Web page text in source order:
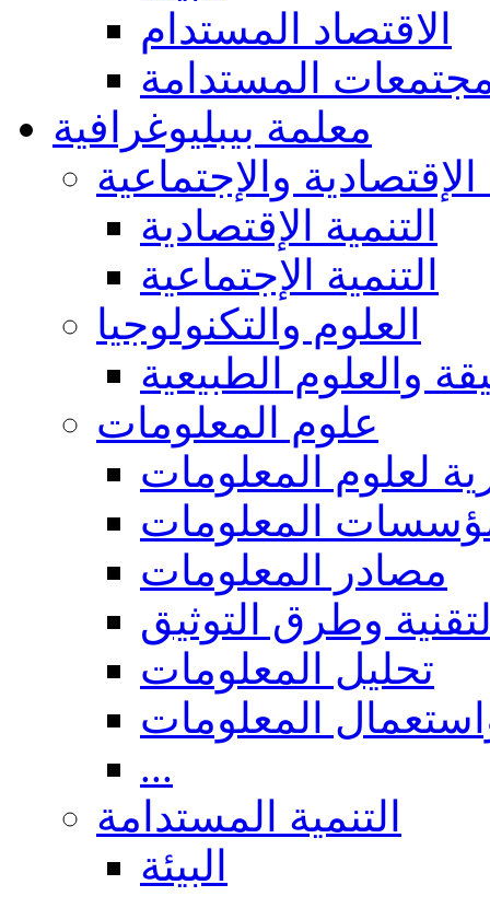
الاقتصاد المستدام
المستدامة
معلمة بيبليوغرافية
الإقتصادية والإجتماعية
التنمية الإقتصادية
التنمية الإجتماعية
العلوم والتكنولوجيا
والعلوم الطبيعية
علوم المعلومات
لعلوم المعلومات
المعلومات
مصادر المعلومات
وطرق التوثيق
تحليل المعلومات
المعلومات
...
التنمية المستدامة
البيئة